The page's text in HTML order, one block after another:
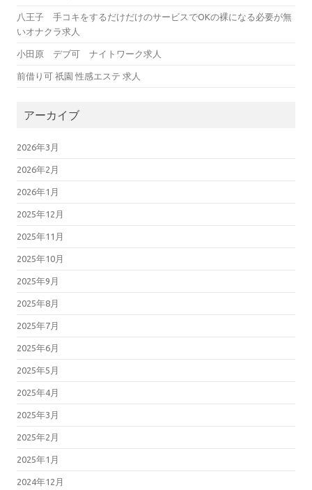
八王子 手コキをするだけだけのサービスでOKの裸になる必要が無
いオナクラ求人
小田原 デブ可 ナイトワーク求人
前借り可 祇園 性感エステ 求人
アーカイブ
2026年3月
2026年2月
2026年1月
2025年12月
2025年11月
2025年10月
2025年9月
2025年8月
2025年7月
2025年6月
2025年5月
2025年4月
2025年3月
2025年2月
2025年1月
2024年12月